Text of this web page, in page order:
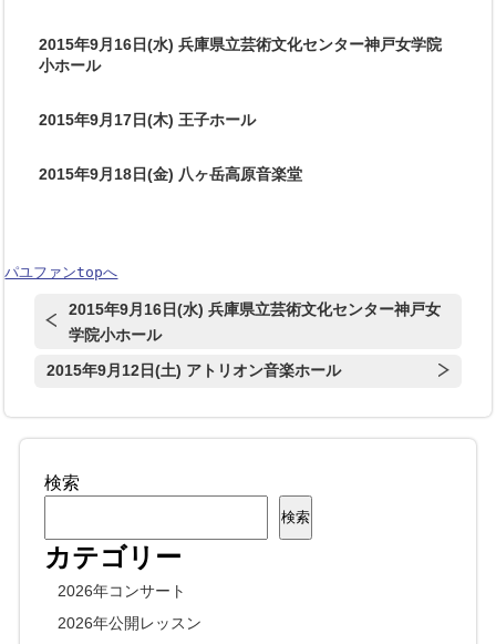
2015年9月16日(水) 兵庫県立芸術文化センター神戸女学院
小ホール
2015年9月17日(木) 王子ホール
2015年9月18日(金) 八ヶ岳高原音楽堂
パユファンtopへ
2015年9月16日(水) 兵庫県立芸術文化センター神戸女
学院小ホール
2015年9月12日(土) アトリオン音楽ホール
検索
検索
カテゴリー
2026年コンサート
2026年公開レッスン